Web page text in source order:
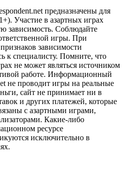
предназначены для
Участие в азартных играх
зависимость. Соблюдайте
игры. При
зависимости
к специалисту. Помните, что
не может являться источником
работе. Информационный
не проводит игры на реальные
сайт не принимает ни в
и других платежей, которые
с азартными играми,
Какие-либо
ресурсе
исключительно в